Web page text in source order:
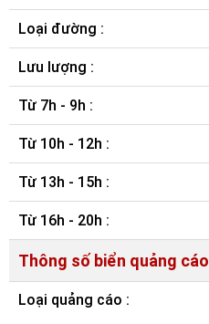
Loại đường :
Lưu lượng :
Từ 7h - 9h :
Từ 10h - 12h :
Từ 13h - 15h :
Từ 16h - 20h :
Thông số biển quảng cáo
Loại quảng cáo :